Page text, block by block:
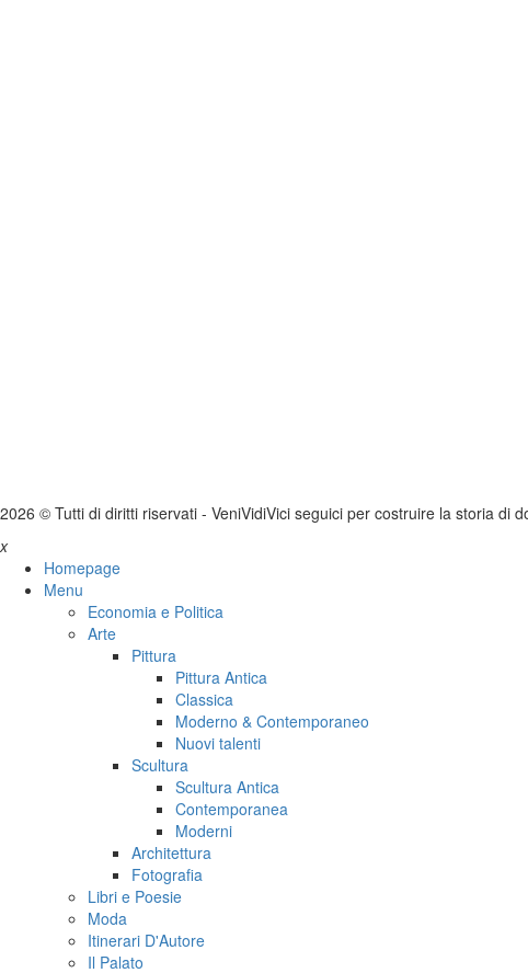
2026 © Tutti di diritti riservati - VeniVidiVici seguici per costruire la storia di
x
Homepage
Menu
Economia e Politica
Arte
Pittura
Pittura Antica
Classica
Moderno & Contemporaneo
Nuovi talenti
Scultura
Scultura Antica
Contemporanea
Moderni
Architettura
Fotografia
Libri e Poesie
Moda
Itinerari D'Autore
Il Palato